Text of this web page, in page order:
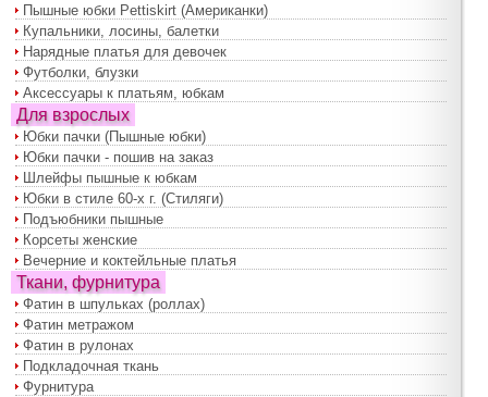
Пышные юбки Pettiskirt (Американки)
Купальники, лосины, балетки
Нарядные платья для девочек
Футболки, блузки
Аксессуары к платьям, юбкам
Для взрослых
Юбки пачки (Пышные юбки)
Юбки пачки - пошив на заказ
Шлейфы пышные к юбкам
Юбки в стиле 60-х г. (Стиляги)
Подъюбники пышные
Корсеты женские
Вечерние и коктейльные платья
Ткани, фурнитура
Фатин в шпульках (роллах)
Фатин метражом
Фатин в рулонах
Подкладочная ткань
Фурнитура